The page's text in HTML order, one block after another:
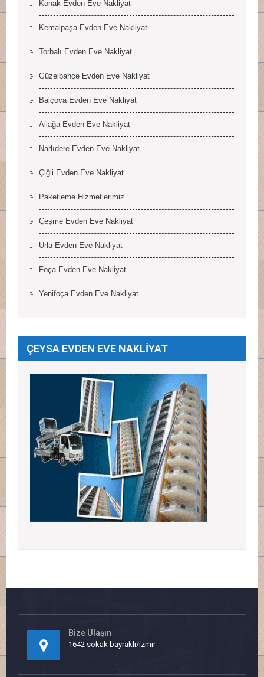
Konak Evden Eve Nakliyat
Kemalpaşa Evden Eve Nakliyat
Torbalı Evden Eve Nakliyat
Güzelbahçe Evden Eve Nakliyat
Balçova Evden Eve Nakliyat
Aliağa Evden Eve Nakliyat
Narlıdere Evden Eve Nakliyat
Çiğli Evden Eve Nakliyat
Paketleme Hizmetlerimiz
Çeşme Evden Eve Nakliyat
Urla Evden Eve Nakliyat
Foça Evden Eve Nakliyat
Yenifoça Evden Eve Nakliyat
ÇEYSA EVDEN EVE NAKLİYAT
Bize Ulaşın
1642 sokak bayraklı/izmir